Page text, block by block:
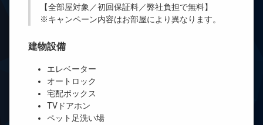
【全部屋対象／初回保証料／弊社負担で無料】
※キャンペーン内容はお部屋により異なります。
建物設備
エレベーター
オートロック
宅配ボックス
TVドアホン
ペット足洗い場